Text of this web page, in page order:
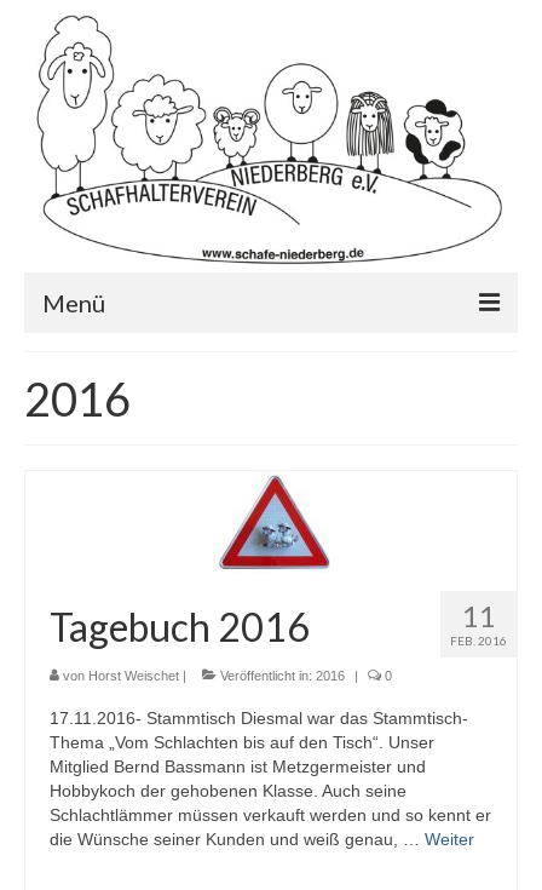
Menü
Wer wir sind?…
Mitglied werden?
Workshop-Termine
Tagebuch
Sie brauchen Hilfe? …
Das Stallbuch
Bestandsregister
2016
11
FEB. 2016
Tagebuch 2016
von Horst Weischet | Veröffentlicht in: 2016 | 0
17.11.2016- Stammtisch Diesmal war das Stammtisch-
Thema „Vom Schlachten bis auf den Tisch“. Unser
Mitglied Bernd Bassmann ist Metzgermeister und
Hobbykoch der gehobenen Klasse. Auch seine
Schlachtlämmer müssen verkauft werden und so kennt er
die Wünsche seiner Kunden und weiß genau, … Weiter